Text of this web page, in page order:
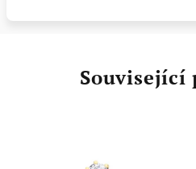
Související